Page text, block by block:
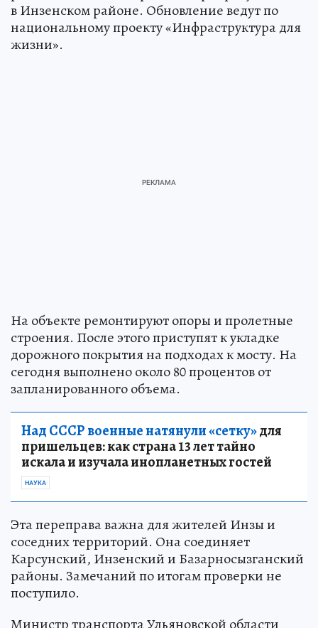
в Инзенском районе. Обновление ведут по
национальному проекту «Инфраструктура для
жизни».
На объекте ремонтируют опоры и пролетные
строения. После этого приступят к укладке
дорожного покрытия на подходах к мосту. На
сегодня выполнено около 80 процентов от
запланированного объема.
Над СССР военные натянули «сетку»для
пришельцев: как страна 13 лет тайно
искала и изучала инопланетных гостей
НАУКА
Эта переправа важна для жителей Инзы и
соседних территорий. Она соединяет
Карсунский, Инзенский и Базарносызганский
районы. Замечаний по итогам проверки не
поступило.